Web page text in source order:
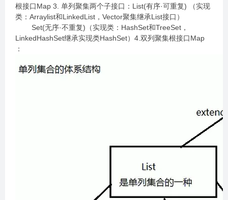
根接口Map 3. 单列聚集两个子接口：List(有序·可重复) （实现
类：Arraylist和LinkedList，Vector聚集继承List接口）
Set(无序·不重复)（实现类：HashSet和TreeSet，
LinkedHashSet继承实现类HashSet）4.双列聚集根接口Map
：